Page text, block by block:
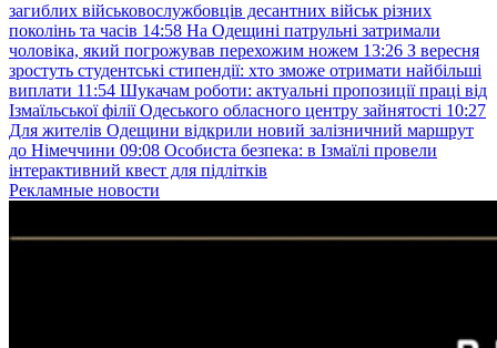
загиблих військовослужбовців десантних військ різних
поколінь та часів 14:58 На Одещині патрульні затримали
чоловіка, який погрожував перехожим ножем 13:26 З вересня
зростуть студентські стипендії: хто зможе отримати найбільші
виплати 11:54 Шукачам роботи: актуальні пропозиції праці від
Ізмаїльської філії Одеського обласного центру зайнятості 10:27
Для жителів Одещини відкрили новий залізничний маршрут
до Німеччини 09:08 Особиста безпека: в Ізмаїлі провели
інтерактивний квест для підлітків
Рекламные новости